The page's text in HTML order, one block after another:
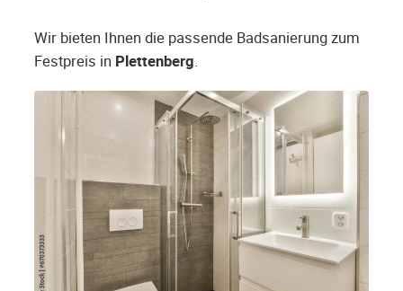
Wir bieten Ihnen die passende Badsanierung zum
Festpreis in Plettenberg.